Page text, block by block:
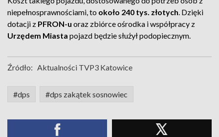
niepełnosprawnościami, to około 240 tys. złotych. Dzięki
dotacji z PFRON-u oraz zbiórce ośrodka i współpracy z
Urzędem Miasta pojazd będzie służył podopiecznym.
Źródło: Aktualności TVP3 Katowice
#dps #dps zakątek sosnowiec